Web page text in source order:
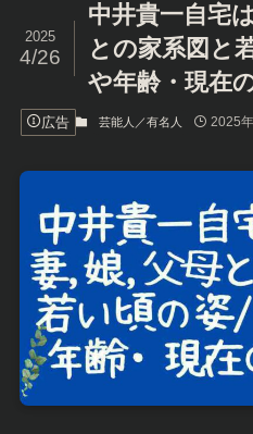
中井貴一自宅
との家系図と
や年齢・現在
2025
4/26
広告 芸能人／有名人 2025